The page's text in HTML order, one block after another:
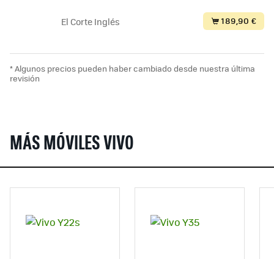
El Corte Inglés 189,90 €
* Algunos precios pueden haber cambiado desde nuestra última
revisión
MÁS MÓVILES VIVO